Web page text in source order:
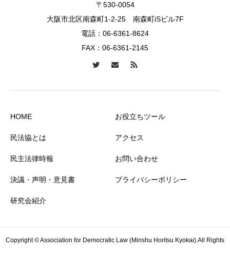
〒530-0054
大阪市北区南森町1-2-25 南森町iSビル7F
電話： 06-6361-8624
FAX：06-6361-2145
HOME
民法協とは
民主法律時報
決議・声明・意見書
研究会紹介
お役立ちツール
アクセス
お問い合わせ
プライバシーポリシー
Copyright © Association for Democratic Law (Minshu Horitsu Kyokai).All Rights